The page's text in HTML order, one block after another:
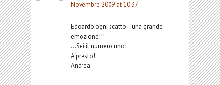
Novembre 2009 at 10:37
Edoardo:ogni scatto…una grande
emozione!!!
…Sei il numero uno!
A presto!
Andrea